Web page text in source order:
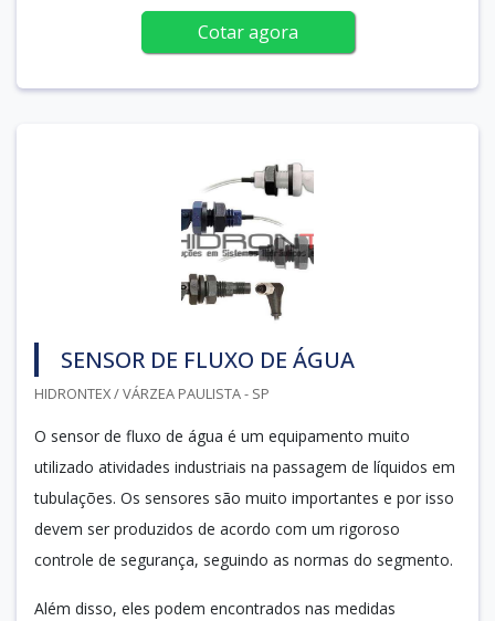
Cotar agora
SENSOR DE FLUXO DE ÁGUA
HIDRONTEX / VÁRZEA PAULISTA - SP
O sensor de fluxo de água é um equipamento muito
utilizado atividades industriais na passagem de líquidos em
tubulações. Os sensores são muito importantes e por isso
devem ser produzidos de acordo com um rigoroso
controle de segurança, seguindo as normas do segmento.
Além disso, eles podem encontrados nas medidas